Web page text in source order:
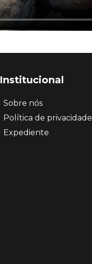
Institucional
Sobre nós
Política de privacidade
Expediente